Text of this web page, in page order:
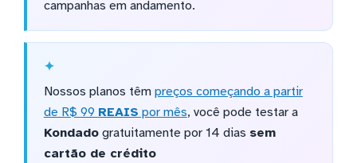
campanhas em andamento.
Nossos planos têm preços começando a partir
de R$ 99 REAIS por mês, você pode testar a
Kondadogratuitamente por 14 dias sem
cartão de crédito